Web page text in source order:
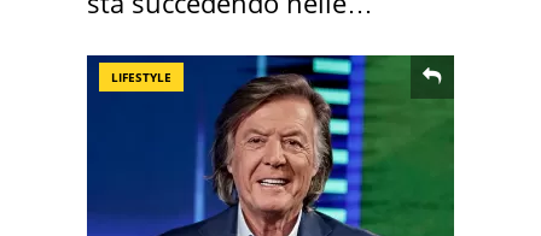
LIFESTYLE